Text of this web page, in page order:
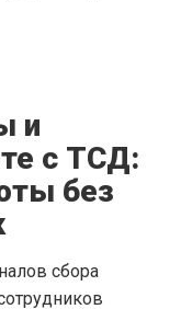
и
с ТСД:
без
сбора